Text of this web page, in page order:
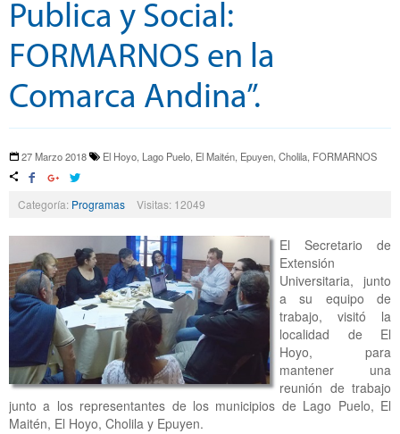
Publica y Social:
FORMARNOS en la
Comarca Andina”.
27 Marzo 2018 El Hoyo, Lago Puelo, El Maitén, Epuyen, Cholila, FORMARNOS
Categoría: Programas Visitas: 12049
El Secretario de
Extensión
Universitaria, junto
a su equipo de
trabajo, visitó la
localidad de El
Hoyo, para
mantener una
reunión de trabajo
junto a los representantes de los municipios de Lago Puelo, El
Maitén, El Hoyo, Cholila y Epuyen.